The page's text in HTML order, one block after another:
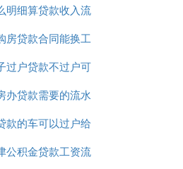
公积金贷款额度
明细算贷款收入流
水
房贷款合同能换工
作吗
过户贷款不过户可
以不
办贷款需要的流水
账哪能办
款的车可以过户给
我老婆么
公积金贷款工资流